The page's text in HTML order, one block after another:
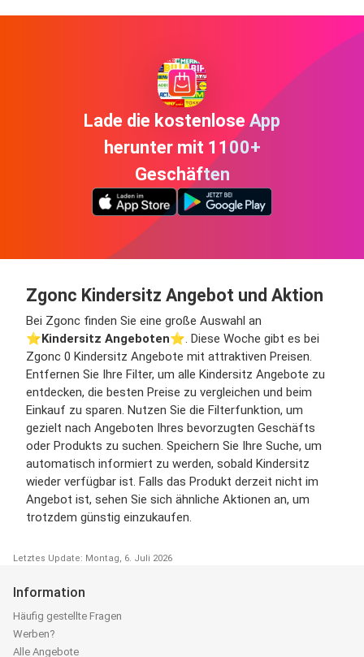
Lade die kostenlose App
herunter mit 1100+
Geschäften
Zgonc Kindersitz Angebot und Aktion
Bei Zgonc finden Sie eine große Auswahl an
⭐️ Kindersitz Angeboten⭐️. Diese Woche gibt es bei
Zgonc 0 Kindersitz Angebote mit attraktiven Preisen.
Entfernen Sie Ihre Filter, um alle Kindersitz Angebote zu
entdecken, die besten Preise zu vergleichen und beim
Einkauf zu sparen. Nutzen Sie die Filterfunktion, um
gezielt nach Angeboten Ihres bevorzugten Geschäfts
oder Produkts zu suchen. Speichern Sie Ihre Suche, um
automatisch informiert zu werden, sobald Kindersitz
wieder verfügbar ist. Falls das Produkt derzeit nicht im
Angebot ist, sehen Sie sich ähnliche Aktionen an, um
trotzdem günstig einzukaufen.
Letztes Update: Montag, 6. Juli 2026
Information
Häufig gestellte Fragen
Werben?
Alle Angebote